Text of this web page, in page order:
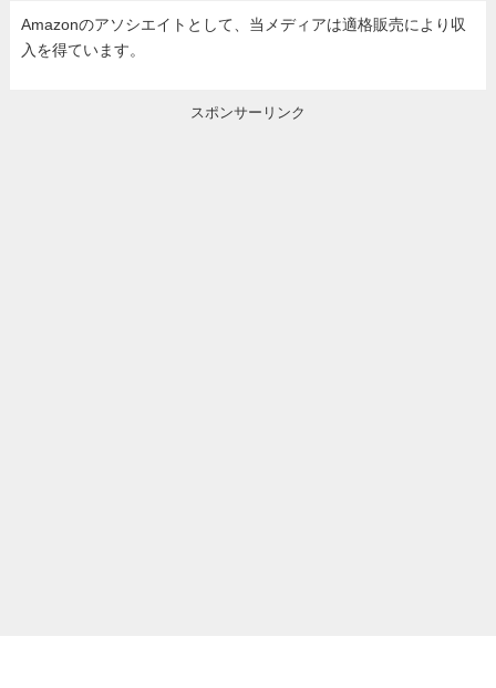
Amazonのアソシエイトとして、当メディアは適格販売により収
入を得ています。
スポンサーリンク